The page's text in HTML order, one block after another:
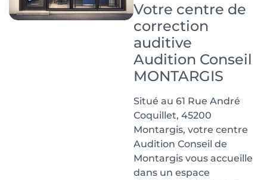
Votre centre de
correction
auditive
Audition Conseil
MONTARGIS
Situé au 61 Rue André
Coquillet, 45200
Montargis, votre centre
Audition Conseil de
Montargis vous accueille
dans un espace